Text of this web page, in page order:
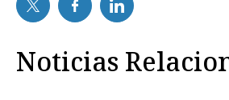
Noticias